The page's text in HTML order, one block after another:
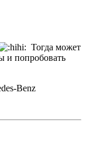
Тогда может
и попробовать
Benz